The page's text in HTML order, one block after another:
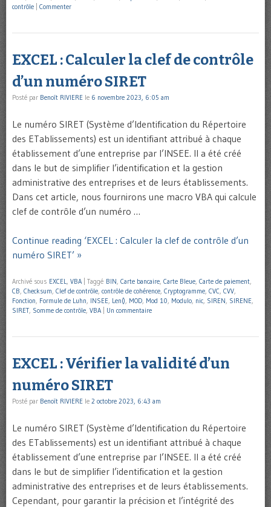
contrôle
Commenter
EXCEL : Calculer la clef de contrôle
d’un numéro SIRET
Posté par Benoît RIVIERE le 6 novembre 2023, 6:05 am
Le numéro SIRET (Système d’Identification du Répertoire
des ETablissements) est un identifiant attribué à chaque
établissement d’une entreprise par l’INSEE. Il a été créé
dans le but de simplifier l’identification et la gestion
administrative des entreprises et de leurs établissements.
Dans cet article, nous fournirons une macro VBA qui calcule
clef de contrôle d’un numéro …
Continue reading ‘EXCEL : Calculer la clef de contrôle d’un
numéro SIRET’ »
Archivé sous EXCEL, VBA Taggé BIN, Carte bancaire, Carte Bleue, Carte de paiement,
CB, Checksum, Clef de contrôle, contrôle de cohérence, Cryptogramme, CVC, CVV,
Fonction, Formule de Luhn, INSEE, Len(), MOD, Mod 10, Modulo, nic, SIREN, SIRENE,
SIRET, Somme de contrôle, VBA Un commentaire
EXCEL : Vérifier la validité d’un
numéro SIRET
Posté par Benoît RIVIERE le 2 octobre 2023, 6:43 am
Le numéro SIRET (Système d’Identification du Répertoire
des ETablissements) est un identifiant attribué à chaque
établissement d’une entreprise par l’INSEE. Il a été créé
dans le but de simplifier l’identification et la gestion
administrative des entreprises et de leurs établissements.
Cependant, pour garantir la précision et l’intégrité des